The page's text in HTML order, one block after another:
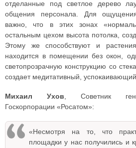
отделанные под светлое дерево
общения персонала. Для
важно, что в этих зонах
остальным цехом высота потолка,
Этому же способствуют и
находится в помещении без окон,
светопрозрачную конструкцию со
создает медитативный,
Михаил Ухов , Советник
Госкорпорации «Росатом»:
«Несмотря на то, что
площадки у нас получились и